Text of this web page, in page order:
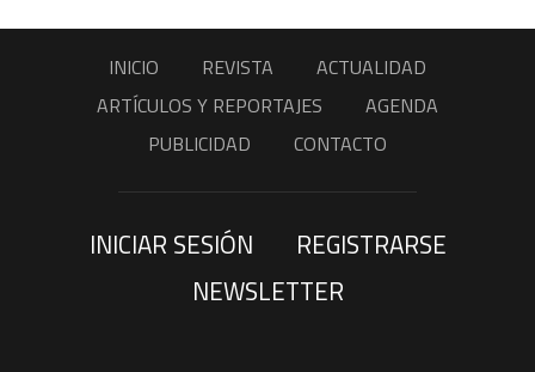
INICIO REVISTA
ACTUALIDAD
ARTÍCULOS Y REPORTAJES
AGENDA
PUBLICIDAD
CONTACTO
INICIAR SESIÓN
REGISTRARSE
NEWSLETTER